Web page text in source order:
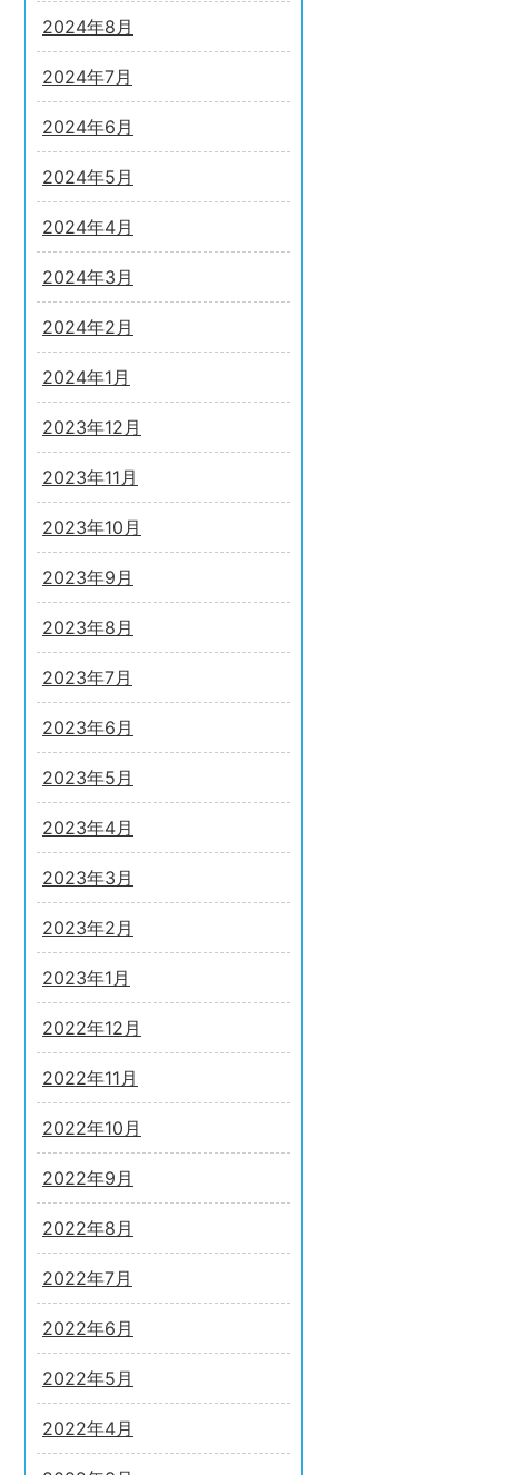
2024年8月
2024年7月
2024年6月
2024年5月
2024年4月
2024年3月
2024年2月
2024年1月
2023年12月
2023年11月
2023年10月
2023年9月
2023年8月
2023年7月
2023年6月
2023年5月
2023年4月
2023年3月
2023年2月
2023年1月
2022年12月
2022年11月
2022年10月
2022年9月
2022年8月
2022年7月
2022年6月
2022年5月
2022年4月